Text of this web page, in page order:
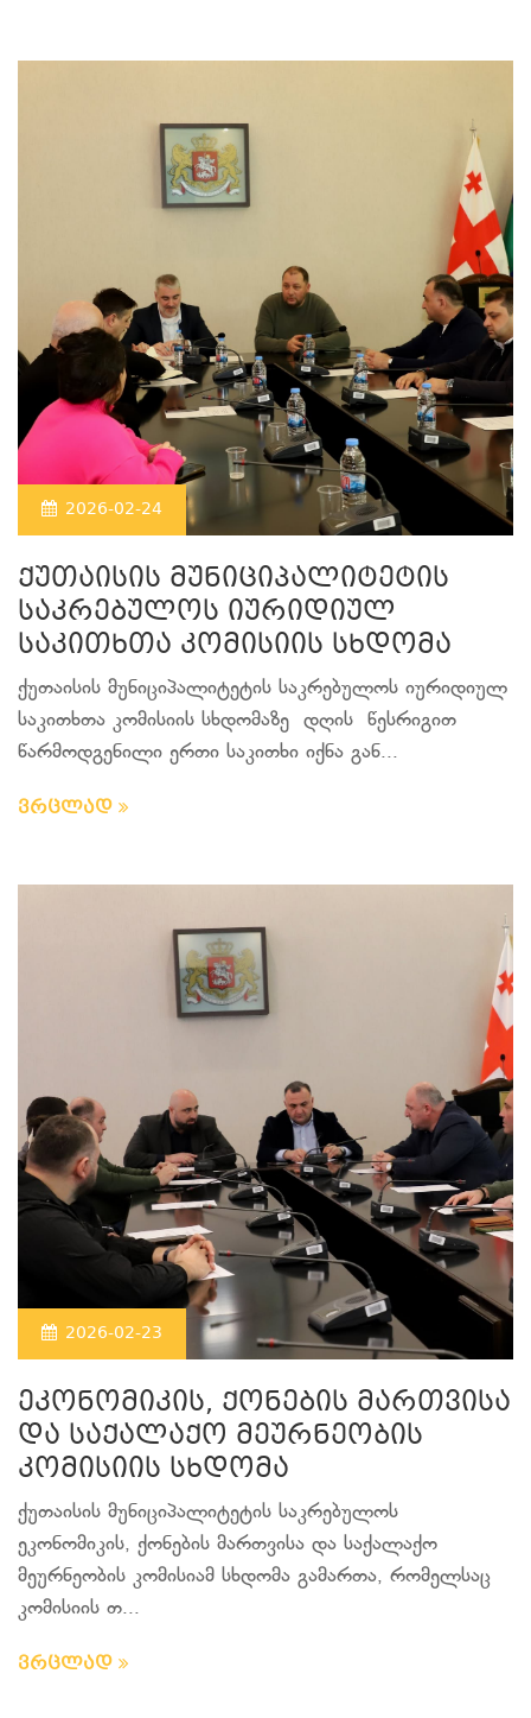
2026-02-24
ქუთაისის მუნიციპალიტეტის
საკრებულოს იურიდიულ
საკითხთა კომისიის სხდომა
ქუთაისის მუნიციპალიტეტის საკრებულოს იურიდიულ
საკითხთა კომისიის სხდომაზე დღის წესრიგით
წარმოდგენილი ერთი საკითხი იქნა გან...
ვრცლად
2026-02-23
ეკონომიკის, ქონების მართვისა
და საქალაქო მეურნეობის
კომისიის სხდომა
ქუთაისის მუნიციპალიტეტის საკრებულოს
ეკონომიკის, ქონების მართვისა და საქალაქო
მეურნეობის კომისიამ სხდომა გამართა, რომელსაც
კომისიის თ...
ვრცლად